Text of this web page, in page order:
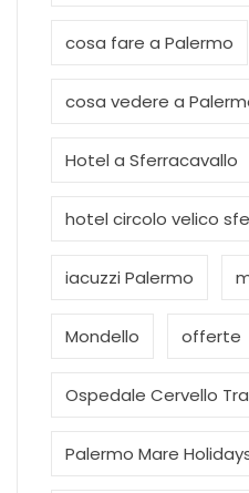
cosa fare a Palermo
cosa vedere a
Hotel a Sferracavallo
hotel circolo velico
iacuzzi Palermo
Mondello offerte
Ospedale Cervello
Palermo Mare